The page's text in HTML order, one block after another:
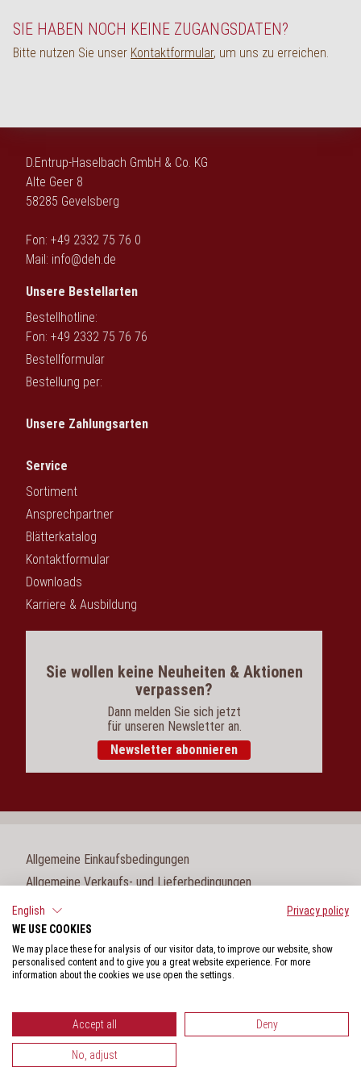
SIE HABEN NOCH KEINE ZUGANGSDATEN?
Bitte nutzen Sie unser Kontaktformular, um uns zu erreichen.
D.Entrup-Haselbach GmbH & Co. KG
Alte Geer 8
58285 Gevelsberg
Fon: +49 2332 75 76 0
Mail: info@deh.de
Unsere Bestellarten
Bestellhotline:
Fon: +49 2332 75 76 76
Bestellformular
Bestellung per:
Unsere Zahlungsarten
Service
Sortiment
Ansprechpartner
Blätterkatalog
Kontaktformular
Downloads
Karriere & Ausbildung
Sie wollen keine Neuheiten & Aktionen
verpassen?
Dann melden Sie sich jetzt
für unseren Newsletter an.
Newsletter abonnieren
Allgemeine Einkaufsbedingungen
Allgemeine Verkaufs- und Lieferbedingungen
Impressum
Datenschutz
English
English
Privacy policy
WE USE COOKIES
We may place these for analysis of our visitor data, to improve our website, show
personalised content and to give you a great website experience. For more
information about the cookies we use open the settings.
Accept all Deny
No, adjust